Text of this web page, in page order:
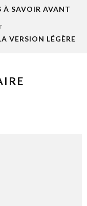
À SAVOIR AVANT
VERSION LÉGÈRE